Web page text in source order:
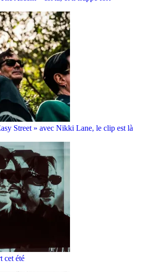
Street » avec Nikki Lane, le clip est là
cet été